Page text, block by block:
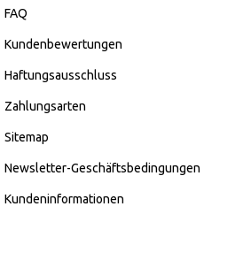
FAQ
Kundenbewertungen
Haftungsausschluss
Zahlungsarten
Sitemap
Newsletter-Geschäftsbedingungen
Kundeninformationen